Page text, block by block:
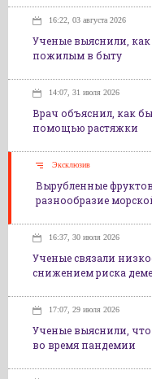
16:22, 03 августа 2026
Ученые выяснили,
пожилым в быту
14:07, 31 июля 2026
Врач объяснил, как
помощью растяжки
Эксклюзив
Вырубленные
разнообразие
16:37, 30 июля 2026
Ученые связали
снижением риска
17:07, 29 июля 2026
Ученые выяснили, что
во время пандемии